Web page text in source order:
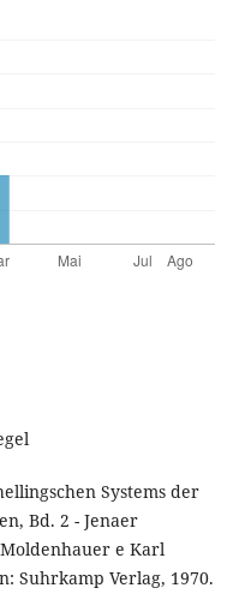
Systems der
Bd. 2 - Jenaer
Moldenhauer e Karl
Suhrkamp Verlag, 1970.